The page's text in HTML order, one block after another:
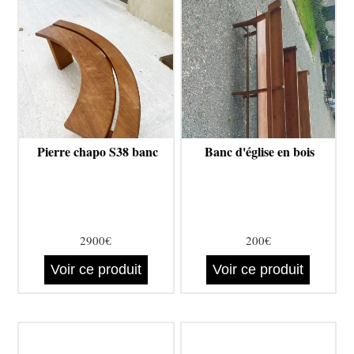
Pierre chapo S38 banc
2900€
Voir ce produit
Banc d'église en bois
200€
Voir ce produit